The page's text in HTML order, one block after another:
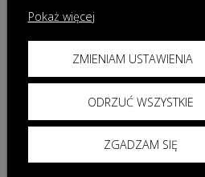
Administratorami danych osobowych podanych w
Auto Poland sp. z o.o. z siedzibą w Warszawie
informacji dotyczących przetwarzania danych
Informacje handlowe – zgoda
Poland sp. z o.o.
Pokaż więcej
ZMIENIAM USTAWIENIA
ODRZUĆ WSZYSTKIE
ZGADZAM SIĘ